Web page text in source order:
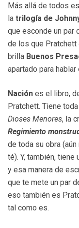
Más allá de todos
la trilogía de
que esconde un par
de los que
brilla Buenos
apartado para hablar
Nación es el libro,
Pratchett. Tiene
Dioses Menores, la
Regimiento
de toda su obra
té). Y, también, tiene
y esa manera de
que te mete un par
eso también es
tal como es.